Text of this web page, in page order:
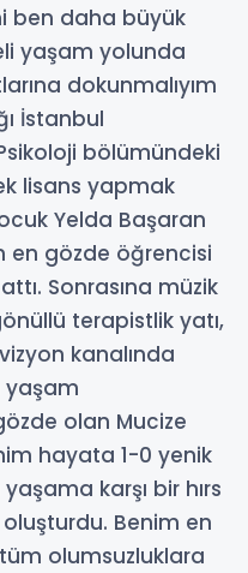
ben daha büyük
yaşam yolunda
dokunmalıyım
İstanbul
bölümündeki
lisans yapmak
Yelda Başaran
en gözde öğrencisi
Sonrasına müzik
terapistlik yatı,
kanalında
yaşam
olan Mucize
hayata 1-0 yenik
karşı bir hırs
Benim en
olumsuzluklara